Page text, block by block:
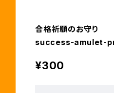
合格祈願のお守り
success-amulet-
¥300